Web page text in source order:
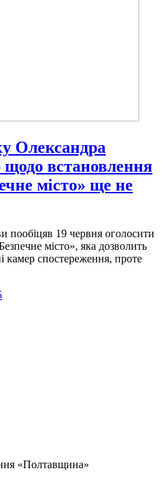
Олександра
встановлення
місто» ще не
пообіцяв 19 червня оголосити
місто», яка дозволить
камер спостереження, проте
«Полтавщина»